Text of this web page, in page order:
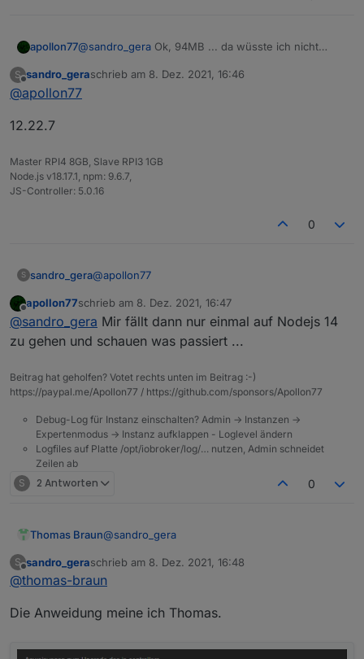
apollon77@sandro_gera Ok, 94MB ... da wüsste ich nicht
Welche Node.js version?
S
Offline
sandro_geraschrieb am 8. Dez. 2021, 16:46
zuletzt editiert von
@apollon77
12.22.7
Master RPI4 8GB, Slave RPI3 1GB
Node.js v18.17.1, npm: 9.6.7,
JS-Controller: 5.0.16
0
S sandro_gera@apollon77
12.22.7
Offline
apollon77schrieb am 8. Dez. 2021, 16:47
zuletzt editiert von
@sandro_gera Mir fällt dann nur einmal auf Nodejs 14
zu gehen und schauen was passiert ...
Beitrag hat geholfen? Votet rechts unten im Beitrag :-)
https://paypal.me/Apollon77 / https://github.com/sponsors/Apollon77
Debug-Log für Instanz einschalten? Admin -> Instanzen ->
Expertenmodus -> Instanz aufklappen - Loglevel ändern
Logfiles auf Platte /opt/iobroker/log/… nutzen, Admin schneidet
Zeilen ab
S 2 Antworten 0
Thomas Braun@sandro_gera
Hast du nicht von update/upgrade gesprochen?
Aber auf vor einem Backup kannst du den
kein Brot mehr und das Backup hat mehr
S
Offline
sandro_geraschrieb am 8. Dez. 2021, 16:48
zuletzt editiert von
@thomas-braun
Die Anweidung meine ich Thomas.